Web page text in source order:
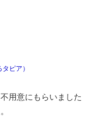
ピア）
用意にもらいました